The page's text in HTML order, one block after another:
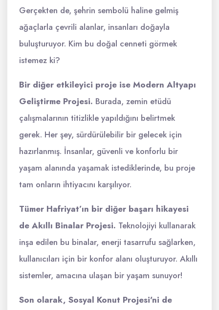
Gerçekten de, şehrin sembolü haline gelmiş
ağaçlarla çevrili alanlar, insanları doğayla
buluşturuyor. Kim bu doğal cenneti görmek
istemez ki?
Bir diğer etkileyici proje ise Modern Altyapı
Geliştirme Projesi. Burada, zemin etüdü
çalışmalarının titizlikle yapıldığını belirtmek
gerek. Her şey, sürdürülebilir bir gelecek için
hazırlanmış. İnsanlar, güvenli ve konforlu bir
yaşam alanında yaşamak istediklerinde, bu proje
tam onların ihtiyacını karşılıyor.
Tümer Hafriyat’ın bir diğer başarı hikayesi
de Akıllı Binalar Projesi. Teknolojiyi kullanarak
inşa edilen bu binalar, enerji tasarrufu sağlarken,
kullanıcıları için bir konfor alanı oluşturuyor. Akıllı
sistemler, amacına ulaşan bir yaşam sunuyor!
Son olarak, Sosyal Konut Projesi'ni de